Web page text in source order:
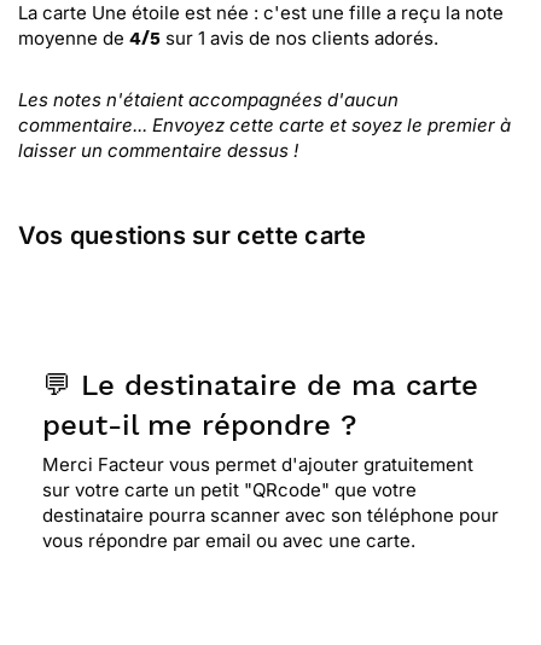
La carte Une étoile est née : c'est une fille a reçu la note
moyenne de 4/5 sur 1 avis de nos clients adorés.
Les notes n'étaient accompagnées d'aucun
commentaire... Envoyez cette carte et soyez le premier à
laisser un commentaire dessus !
Vos questions sur cette carte
💬 Le destinataire de ma carte
peut-il me répondre ?
Merci Facteur vous permet d'ajouter gratuitement
sur votre carte un petit "QRcode" que votre
destinataire pourra scanner avec son téléphone pour
vous répondre par email ou avec une carte.